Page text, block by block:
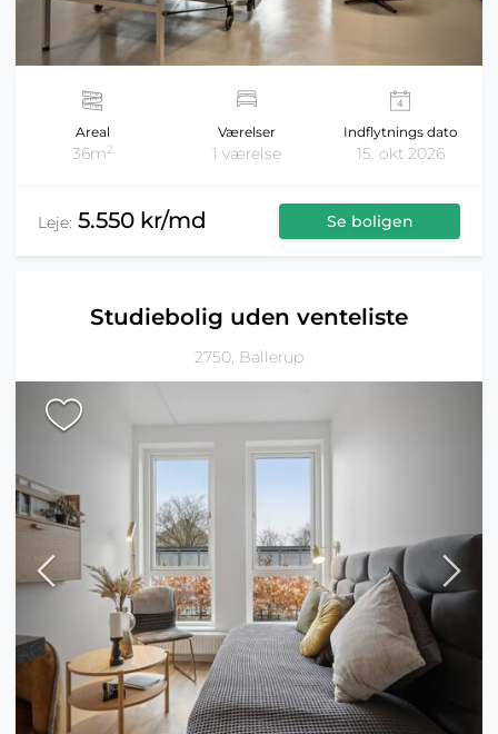
Areal
36m2
Værelser
1 værelse
Indflytnings dato
15. okt 2026
Leje: 5.550 kr/md Se boligen
Studiebolig uden venteliste
2750, Ballerup